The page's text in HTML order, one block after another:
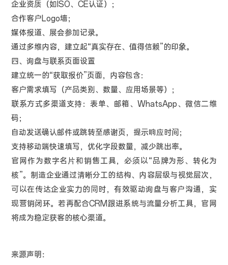
企业资质（如ISO、CE认证）；
合作客户Logo墙；
媒体报道、展会参加记录。
通过多维内容，建立起“真实存在、值得信赖”的印象。
四、询盘与联系页面设置
建立统一的“获取报价”页面，内容包含：
客户需求填写（产品类别、数量、应用场景等）；
联系方式多渠道支持：表单、邮箱、WhatsApp、微信二维
码；
自动发送确认邮件或跳转至感谢页，提示响应时间；
支持移动端快速填写，优化字段数量，减少跳出率。
官网作为数字名片和销售工具，必须以“品牌为形、转化为
核”。制造企业通过清晰分工的结构、内容层级与视觉层次，
可以在传达企业实力的同时，有效驱动询盘与客户沟通，实
现营销闭环。若再配合CRM跟进系统与流量分析工具，官网
将成为稳定获客的核心渠道。
来源声明：